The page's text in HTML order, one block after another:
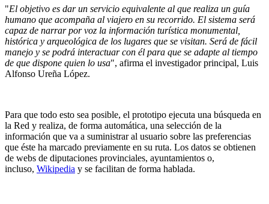
"El objetivo es dar un servicio equivalente al que realiza un guía
humano que acompaña al viajero en su recorrido. El sistema será
capaz de narrar por voz la información turística monumental,
histórica y arqueológica de los lugares que se visitan. Será de fácil
manejo y se podrá interactuar con él para que se adapte al tiempo
de que dispone quien lo usa", afirma el investigador principal, Luis
Alfonso Ureña López.
Para que todo esto sea posible, el prototipo ejecuta una búsqueda en
la Red y realiza, de forma automática, una selección de la
información que va a suministrar al usuario sobre las preferencias
que éste ha marcado previamente en su ruta. Los datos se obtienen
de webs de diputaciones provinciales, ayuntamientos o,
incluso, Wikipedia y se facilitan de forma hablada.